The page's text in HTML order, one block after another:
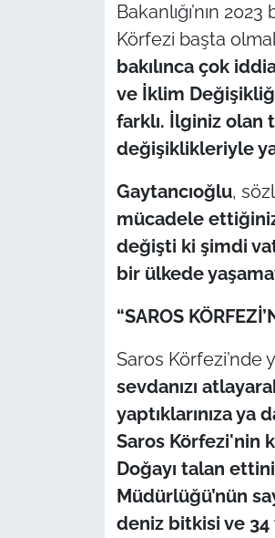
Bakanlığı’nın
Körfezi başta
bakılınca çok
ve İklim
farklı. İlginiz olan
değişiklikleriyle
Gaytancıoğlu,
mücadele
değişti ki şimdi
bir ülkede
“SAROS
Saros Körfezi’nde
sevdanızı
yaptıklarınıza ya
Saros Körfezi'nin
Doğayı talan
Müdürlüğü’nün
deniz bitkisi ve
Dış Haberler
İş Dünyası
Bilim Teknoloji
English News
Canlı Maç